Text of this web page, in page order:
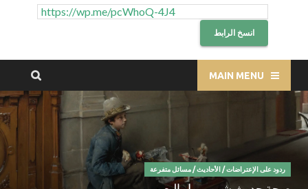
انسخ الرابط
MAIN MENU
ردود على الإعتراضات/ الأحاديث/مسائل متفرعة